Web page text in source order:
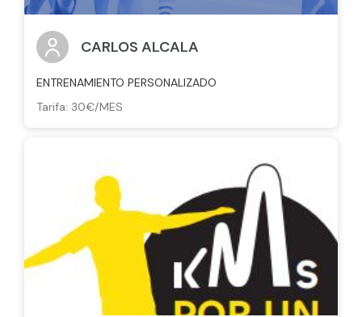
CARLOS ALCALA
ENTRENAMIENTO PERSONALIZADO
Tarifa: 30€/MES